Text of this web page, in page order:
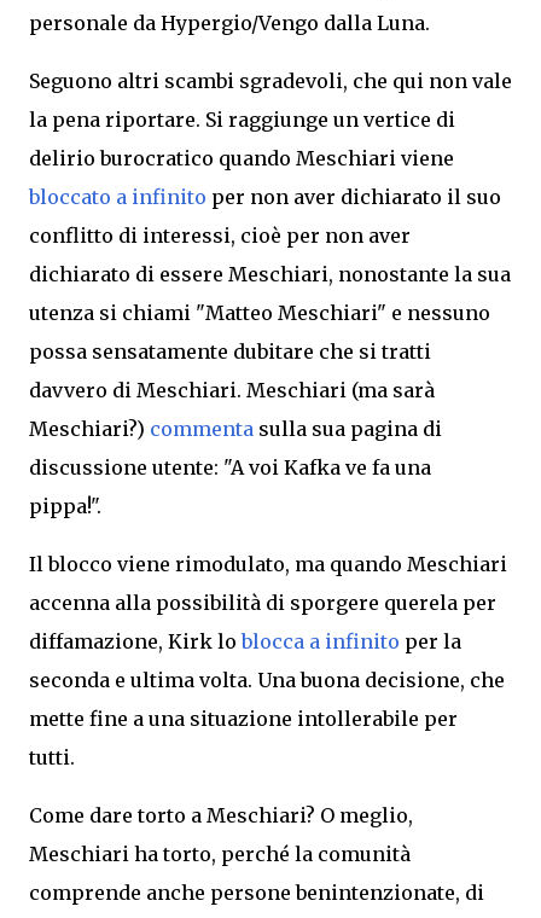
personale da Hypergio/Vengo dalla Luna.
Seguono altri scambi sgradevoli, che qui non vale
la pena riportare. Si raggiunge un vertice di
delirio burocratico quando Meschiari viene
bloccato a infinito per non aver dichiarato il suo
conflitto di interessi, cioè per non aver
dichiarato di essere Meschiari, nonostante la sua
utenza si chiami "Matteo Meschiari" e nessuno
possa sensatamente dubitare che si tratti
davvero di Meschiari. Meschiari (ma sarà
Meschiari?) commenta sulla sua pagina di
discussione utente: "A voi Kafka ve fa una
pippa!".
Il blocco viene rimodulato, ma quando Meschiari
accenna alla possibilità di sporgere querela per
diffamazione, Kirk loblocca a infinito per la
seconda e ultima volta. Una buona decisione, che
mette fine a una situazione intollerabile per
tutti.
Come dare torto a Meschiari? O meglio,
Meschiari ha torto, perché la comunità
comprende anche persone benintenzionate, di